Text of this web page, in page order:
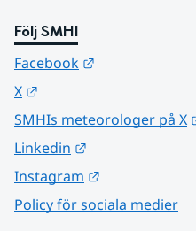
Följ SMHI
Facebook
X
SMHIs meteorologer på X
Linkedin
Instagram
Policy för sociala medier